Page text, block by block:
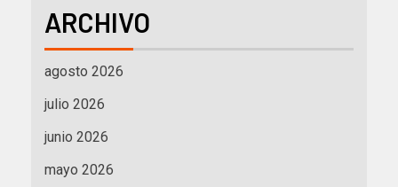
ARCHIVO
agosto 2026
julio 2026
junio 2026
mayo 2026